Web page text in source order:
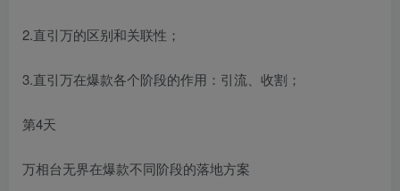
2.直引万的区别和关联性；
3.直引万在爆款各个阶段的作用：引流、收割；
第4天
万相台无界在爆款不同阶段的落地方案